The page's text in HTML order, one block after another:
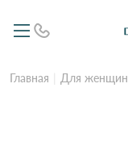
Главная Для женщин